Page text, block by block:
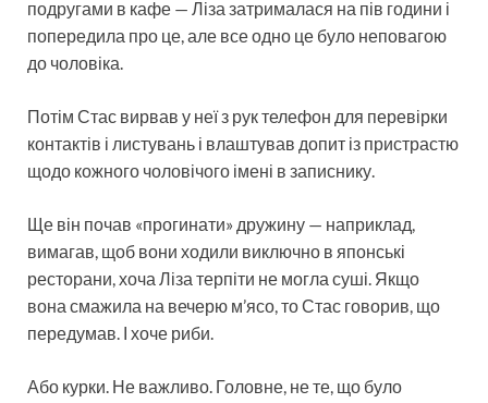
подругами в кафе — Ліза затрималася на пів години і
попередила про це, але все одно це було неповагою
до чоловіка.
Потім Стас вирвав у неї з рук телефон для перевірки
контактів і листувань і влаштував допит із пристрастю
щодо кожного чоловічого імені в записнику.
Ще він почав «прогинати» дружину — наприклад,
вимагав, щоб вони ходили виключно в японські
ресторани, хоча Ліза терпіти не могла суші. Якщо
вона смажила на вечерю м’ясо, то Стас говорив, що
передумав. І хоче риби.
Або курки. Не важливо. Головне, не те, що було